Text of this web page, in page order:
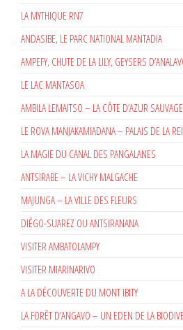
LA MYTHIQUE RN7
ANDASIBE, LE PARC NATIONAL MANTADIA
AMPEFY, CHUTE DE LA LILY, GEYSERS
LE LAC MANTASOA
AMBILA LEMAITSO – LA CÔTE D’AZUR SAUVAGE
LE ROVA MANJAKAMIADANA – PALAIS DE LA
LA MAGIE DU CANAL DES PANGALANES
ANTSIRABE – LA VICHY MALGACHE
MAJUNGA – LA VILLE DES FLEURS
DIÉGO-SUAREZ OU ANTSIRANANA
VISITER AMBATOLAMPY
VISITER MIARINARIVO
A LA DÉCOUVERTE DU MONT IBITY
LA FORÊT D’ANGAVO – UN EDEN DE LA